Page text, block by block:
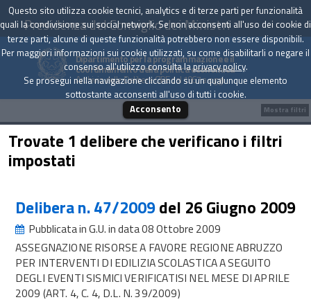
Presidenza del Consiglio dei Ministri
Dipartimento per la programmazione e il
coordinamento della politica economica
Archivio delle Delibere CIPE dal 1967 a oggi
Trovate 1 delibere che verificano i filtri
impostati
Delibera n. 47/2009del 26 Giugno 2009
Pubblicata in G.U. in data 08 Ottobre 2009
ASSEGNAZIONE RISORSE A FAVORE REGIONE ABRUZZO
PER INTERVENTI DI EDILIZIA SCOLASTICA A SEGUITO
DEGLI EVENTI SISMICI VERIFICATISI NEL MESE DI APRILE
2009 (ART. 4, C. 4, D.L. N. 39/2009)
Mostra filtri
Questo sito utilizza cookie tecnici, analytics e di terze parti per funzionalità
quali la condivisione sui social network. Se non acconsenti all'uso dei cookie di
terze parti, alcune di queste funzionalità potrebbero non essere disponibili.
Per maggiori informazioni sui cookie utilizzati, su come disabilitarli o negare il
consenso all'utilizzo consulta laprivacy policy.
Se prosegui nella navigazione cliccando su un qualunque elemento
sottostante acconsenti all'uso di tutti i cookie.
Acconsento